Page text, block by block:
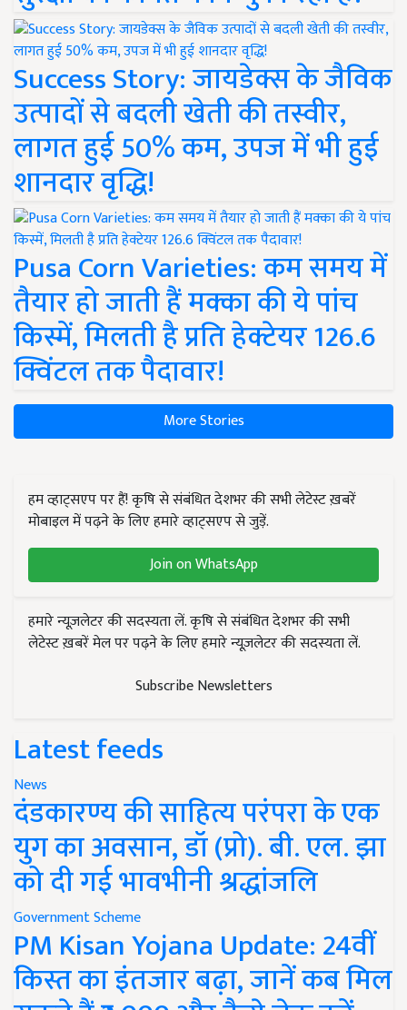
Success Story: जायडेक्स के जैविक
उत्पादों से बदली खेती की तस्वीर,
लागत हुई 50% कम, उपज में भी हुई
शानदार वृद्धि!
Pusa Corn Varieties: कम समय में
तैयार हो जाती हैं मक्का की ये पांच
किस्में, मिलती है प्रति हेक्टेयर 126.6
क्विंटल तक पैदावार!
More Stories
हम व्हाट्सएप पर हैं! कृषि से संबंधित देशभर की सभी लेटेस्ट ख़बरें
मोबाइल में पढ़ने के लिए हमारे व्हाट्सएप से जुड़ें.
Join on WhatsApp
हमारे न्यूज़लेटर की सदस्यता लें. कृषि से संबंधित देशभर की सभी
लेटेस्ट ख़बरें मेल पर पढ़ने के लिए हमारे न्यूज़लेटर की सदस्यता लें.
Subscribe Newsletters
Latest feeds
News
दंडकारण्य की साहित्य परंपरा के एक
युग का अवसान, डॉ (प्रो). बी. एल. झा
को दी गई भावभीनी श्रद्धांजलि
Government Scheme
PM Kisan Yojana Update: 24वीं
किस्त का इंतजार बढ़ा, जानें कब मिल